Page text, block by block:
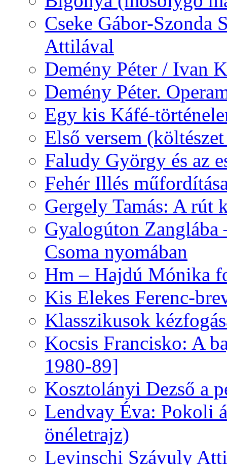
Cseke Gábor-Szonda
Attilával
Demény Péter / Ivan
Demény Péter.
Egy kis Káfé-
Első versem
Faludy György és az
Fehér Illés
Gergely Tamás: A rút
Gyalogúton Zanglába
Csoma nyomában
Hm – Hajdú Mónika
Kis Elekes Ferenc-
Klasszikusok
Kocsis Francisko: A
1980-89]
Kosztolányi Dezső a
Lendvay Éva: Pokoli
önéletrajz)
Levinschi Szávuly